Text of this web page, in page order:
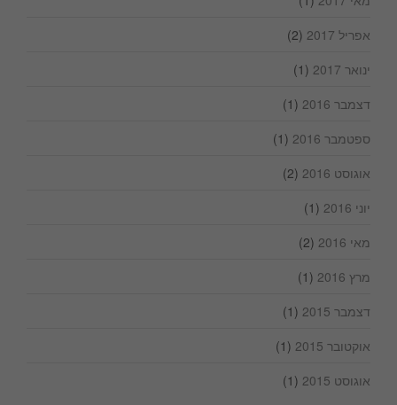
אפריל 2017
(2)
ינואר 2017
(1)
דצמבר 2016
(1)
ספטמבר 2016
(1)
אוגוסט 2016
(2)
יוני 2016
(1)
מאי 2016
(2)
מרץ 2016
(1)
דצמבר 2015
(1)
אוקטובר 2015
(1)
אוגוסט 2015
(1)